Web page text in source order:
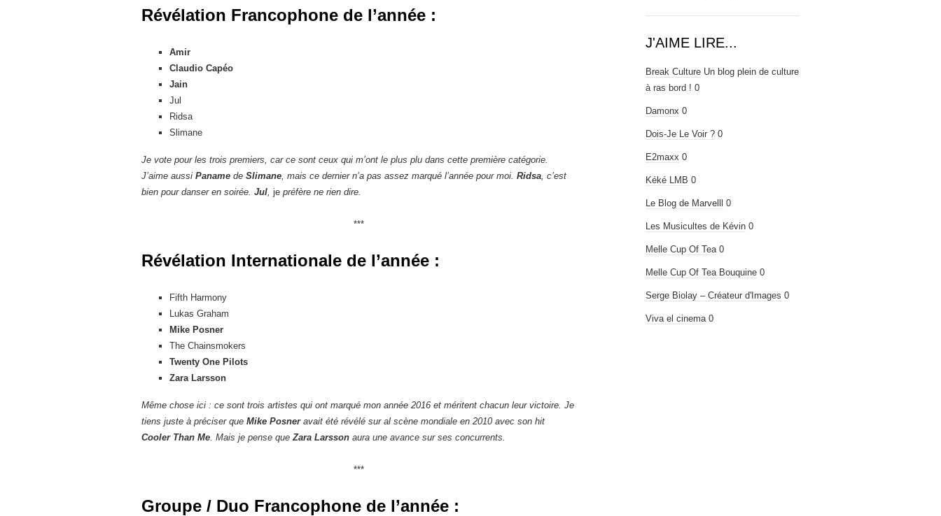
Révélation Francophone de l’année :
Amir
Claudio Capéo
Jain
Jul
Ridsa
Slimane
Je vote pour les trois premiers, car ce sont ceux qui m’ont le plus plu dans cette première catégorie.
J’aime aussi Paname de Slimane , mais ce dernier n’a pas assez marqué l’année pour moi. Ridsa , c’est
bien pour danser en soirée. Jul je préfère ne rien dire.
***
Révélation Internationale de l’année :
Fifth Harmony
Lukas Graham
Mike Posner
The Chainsmokers
Twenty One Pilots
Zara Larsson
Même chose ici : ce sont trois artistes qui ont marqué mon année 2016 et méritent chacun leur victoire. Je
tiens juste à préciser que Mike Posneravait été révélé sur al scène mondiale en 2010 avec son hit
Cooler Than Me . Mais je pense que Zara Larsson aura une avance sur ses concurrents.
***
Groupe / Duo Francophone de l’année :
J'AIME LIRE...
Break Culture Un blog plein de culture
à ras bord ! 0
Damonx 0
Dois-Je Le Voir ? 0
E2maxx 0
Kéké LMB 0
Le Blog de Marvelll 0
Les Musicultes de Kévin 0
Melle Cup Of Tea 0
Melle Cup Of Tea Bouquine 0
Serge Biolay – Créateur d'Images 0
Viva el cinema 0